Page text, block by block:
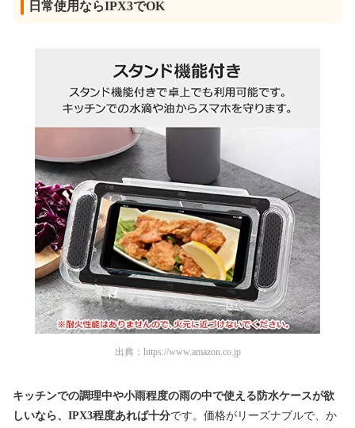
日常使用ならIPX3でOK
出典： https://www.amazon.co.jp
キッチンでの調理中や小雨程度の雨の中で使える防水ケースが欲
しいなら、IPX3程度あれば十分です。価格がリーズナブルで、か